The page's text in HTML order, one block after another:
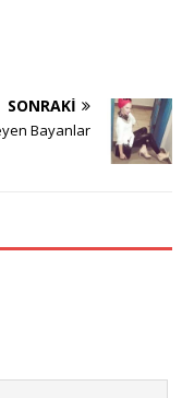
SONRAKI
Bayanlar